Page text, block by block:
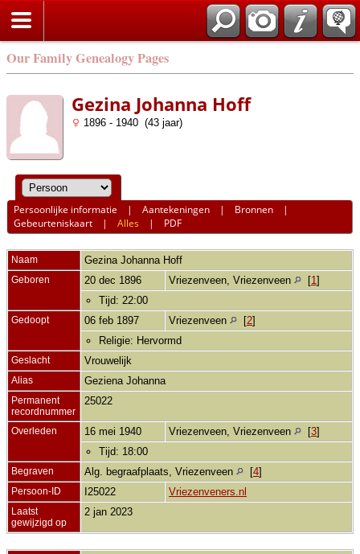
Our Family Genealogy Pages
Gezina Johanna Hoff
1896 - 1940 (43 jaar)
Persoonlijke informatie |Aantekeningen | Bronnen |
Gebeurteniskaart |Alles | PDF
Naam Gezina Johanna Hoff
Geboren 20 dec 1896 Vriezenveen, Vriezenveen [1 ]
Tijd: 22:00
Gedoopt 06 feb 1897 Vriezenveen [2]
Religie: Hervormd
Geslacht Vrouwelijk
Alias Geziena Johanna
Permanent
recordnummer
25022
Overleden 16 mei 1940 Vriezenveen, Vriezenveen [3]
Tijd: 18:00
Begraven Alg. begraafplaats, Vriezenveen [4]
Persoon-ID I25022 Vriezenveners.nl
Laatst
gewijzigd op
2 jan 2023